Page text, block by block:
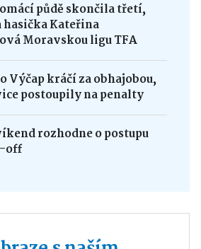
půdě skončila třetí,
Kateřina
Moravskou ligu TFA
Výčap kráčí za obhajobou,
postoupily na penalty
rozhodne o postupu
off